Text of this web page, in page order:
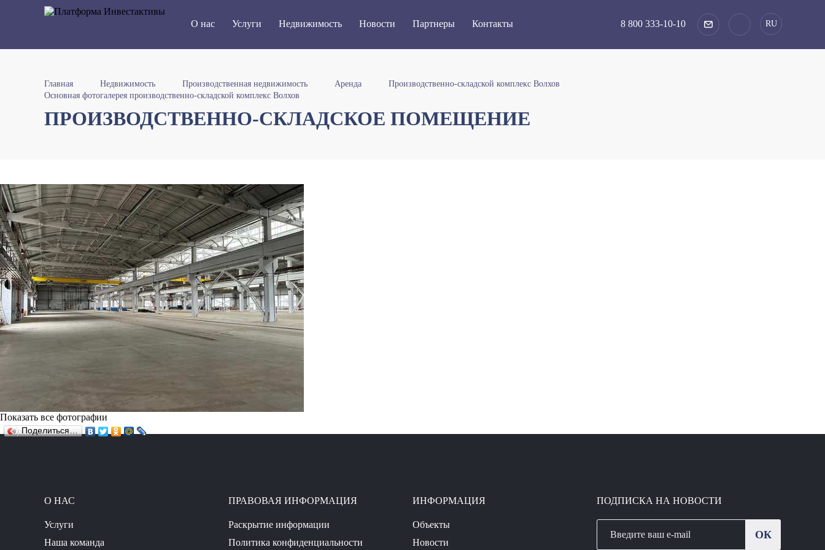
О нас Услуги Недвижимость Новости Партнеры Контакты 8 800 333-10-10 RU
Главная Недвижимость Производственная недвижимость Аренда
Производственно-складской комплекс Волхов
Основная фотогалерея производственно-складской комплекс Волхов
ПРОИЗВОДСТВЕННО-СКЛАДСКОЕ ПОМЕЩЕНИЕ
Показать все фотографии
Поделиться…
О НАС
Услуги
Наша команда
ПРАВОВАЯ ИНФОРМАЦИЯ
Раскрытие информации
Политика конфиденциальности
ИНФОРМАЦИЯ
Объекты
Новости
ПОДПИСКА НА НОВОСТИ
ОК